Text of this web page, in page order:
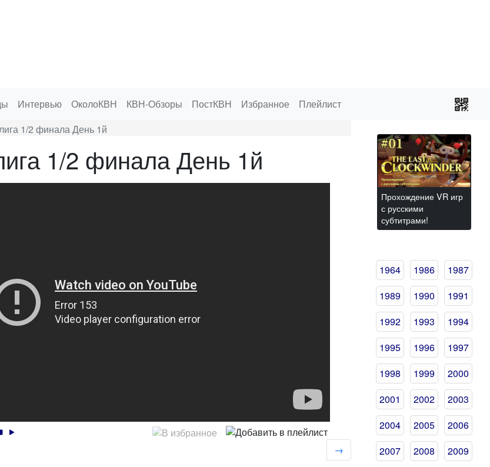
Интервью ОколоКВН КВН-Обзоры ПостКВН Избранное Плейлист
1/2 финала День 1й
1/2 финала День 1й
→
Прохождение VR игр
с русскими
субтитрами!
1964 1986
1987
1989
1990
1991
1992
1993
1994
1995
1996
1997
1998
1999
2000
2001
2002
2003
2004
2005
2006
2007
2008
2009